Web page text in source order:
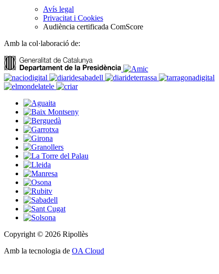
Avís legal
Privacitat i Cookies
Audiència certificada ComScore
Amb la col·laboració de:
Copyright © 2026 Ripollès
Amb la tecnologia de OA Cloud